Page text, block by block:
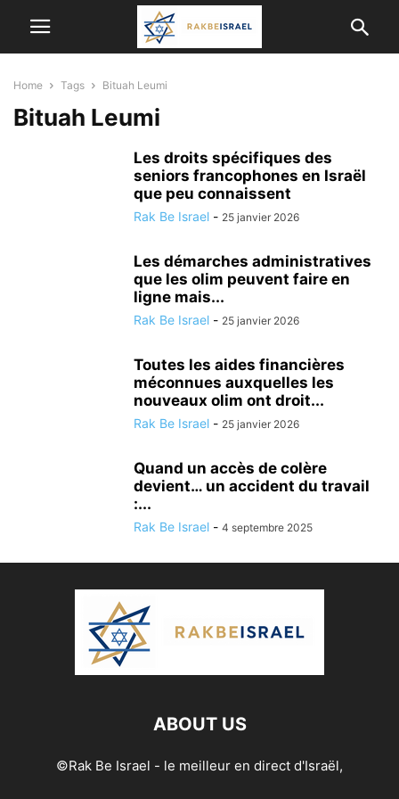
Home Tags Bituah Leumi
Bituah Leumi
Les droits spécifiques des
seniors francophones en Israël
que peu connaissent
Rak Be Israel - 25 janvier 2026
Les démarches administratives
que les olim peuvent faire en
ligne mais...
Rak Be Israel - 25 janvier 2026
Toutes les aides financières
méconnues auxquelles les
nouveaux olim ont droit...
Rak Be Israel - 25 janvier 2026
Quand un accès de colère
devient… un accident du travail
:...
Rak Be Israel - 4 septembre 2025
ABOUT US
©Rak Be Israel - le meilleur en direct d'Israël,